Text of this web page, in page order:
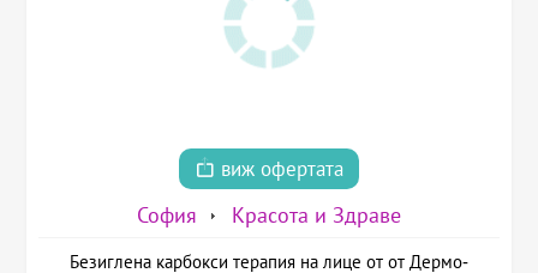
виж офертата
София Красота и Здраве
Безиглена карбокси терапия на лице от от Дермо-